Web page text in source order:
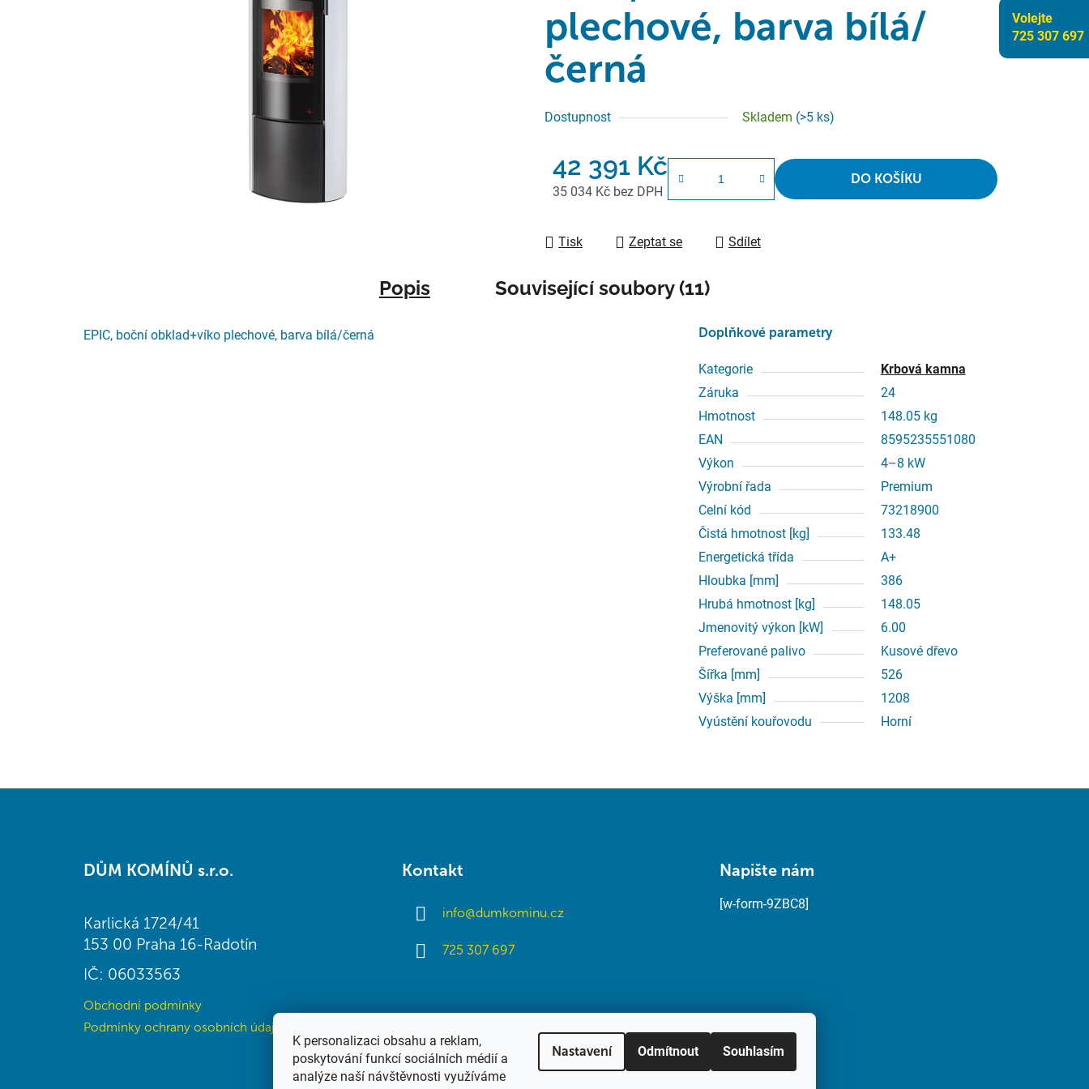
Volejte
725 307 697
K personalizaci obsahu a reklam,
poskytování funkcí sociálních médií a
analýze naší návštěvnosti využíváme
Nastavení Odmítnout Souhlasím
plechové, barva bílá/
černá
Dostupnost Skladem (>5 ks)
42 391 Kč
35 034 Kč bez DPH
DO KOŠÍKU
Tisk Zeptat se Sdílet
Popis Související soubory (11)
EPIC, boční obklad+víko plechové, barva bílá/černá Doplňkové parametry
Kategorie
Krbová kamna
Záruka
24
Hmotnost
148.05 kg
EAN
8595235551080
Výkon
4–8 kW
Výrobní řada
Premium
Celní kód
73218900
Čistá hmotnost [kg]
133.48
Energetická třída
A+
Hloubka [mm]
386
Hrubá hmotnost [kg]
148.05
Jmenovitý výkon [kW]
6.00
Preferované palivo
Kusové dřevo
Šířka [mm]
526
Výška [mm]
1208
Vyústění kouřovodu
Horní
DŮM KOMÍNŮ s.r.o.
Karlická 1724/41
153 00 Praha 16-Radotín
IČ: 06033563
Obchodní podmínky
Podmínky ochrany osobních údajů (GDPR)
Kontakt
info@dumkominu.cz
725 307 697
Napište nám
[w-form-9ZBC8]